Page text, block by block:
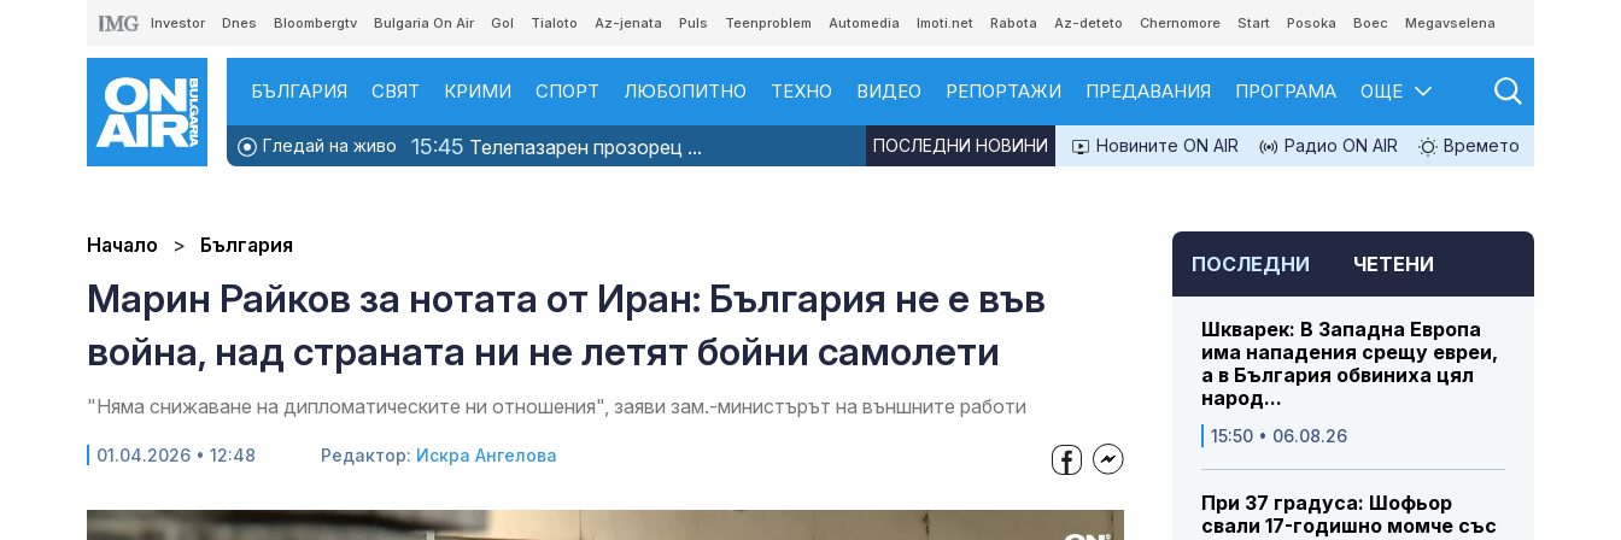
Investor Dnes Bloombergtv Bulgaria On Air Gol Tialoto Az-jenata Puls Teenproblem Automedia Imoti.net Rabota Az-deteto Chernomore Start Posoka Boec Megavselena
БЪЛГАРИЯ СВЯТ КРИМИ СПОРТ ЛЮБОПИТНО ТЕХНО ВИДЕО РЕПОРТАЖИ ПРЕДАВАНИЯ ПРОГРАМА ОЩЕ
Гледай на живо 15:45 Телепазарен прозорец ... Новините ON AIR Радио ON AIR Времето
ПОСЛЕДНИ НОВИНИ
Начало България
Марин Райков за нотата от Иран: България не е във
война, над страната ни не летят бойни самолети
"Няма снижаване на дипломатическите ни отношения", заяви зам.-министърът на външните работи
01.04.2026 • 12:48 Редактор: Искра Ангелова
ПОСЛЕДНИ ЧЕТЕНИ
Шкварек: В Западна Европа
има нападения срещу евреи,
а в България обвиниха цял
народ...
15:50 • 06.08.26
При 37 градуса: Шофьор
свали 17-годишно момче със